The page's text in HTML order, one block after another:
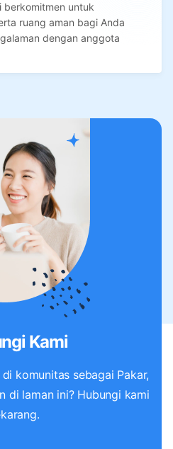
berkomitmen untuk
ruang aman bagi Anda
dengan anggota
Kami
komunitas sebagai Pakar,
di laman ini? Hubungi kami